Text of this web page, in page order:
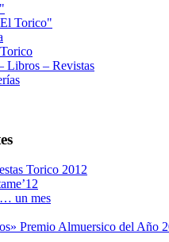
Torico"
Libros – Revistas
Torico 2012
un mes
Premio Almuersico del Año